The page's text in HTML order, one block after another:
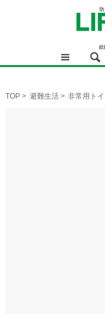
総
TOP > 避難生活 > 非常用トイ